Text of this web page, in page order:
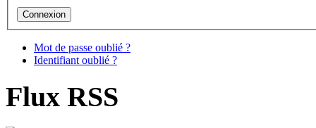
Mot de passe oublié ?
Identifiant oublié ?
Flux RSS